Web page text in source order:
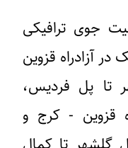
جوی ترافیکی
در آزادراه قزوین
پل فردیس،
قزوین - کرج و